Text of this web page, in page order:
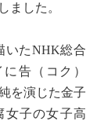
ました。
いたNHK総合
告（コク）
を演じた金子
女子の女子高